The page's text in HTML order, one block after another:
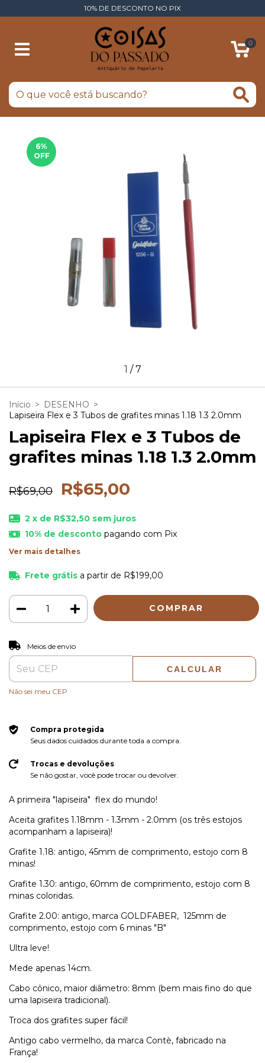
10% DE DESCONTO NO PIX
0
6%
OFF
1 /7
Início > DESENHO >
Lapiseira Flex e 3 Tubos de grafites minas 1.18 1.3 2.0mm
Lapiseira Flex e 3 Tubos de
grafites minas 1.18 1.3 2.0mm
R$69,00 R$65,00
2 x de R$32,50 sem juros
10% de descontopagando com Pix
Ver mais detalhes
Frete grátis a partir de R$199,00
Entregas para o CEP:
Meios de envio
CALCULAR
Não sei meu CEP
Compra protegida
Seus dados cuidados durante toda a compra.
Trocas e devoluções
Se não gostar, você pode trocar ou devolver.
A primeira "lapiseira" flex do mundo!
Aceita grafites 1.18mm - 1.3mm - 2.0mm (os três estojos
acompanham a lapiseira)!
Grafite 1.18: antigo, 45mm de comprimento, estojo com 8
minas!
Grafite 1.30: antigo, 60mm de comprimento, estojo com 8
minas coloridas.
Grafite 2.00: antigo, marca GOLDFABER, 125mm de
comprimento, estojo com 6 minas "B"
Ultra leve!
Mede apenas 14cm.
Cabo cônico, maior diâmetro: 8mm (bem mais fino do que
uma lapiseira tradicional).
Troca dos grafites super fácil!
Antigo cabo vermelho, da marca Contè, fabricado na
França!